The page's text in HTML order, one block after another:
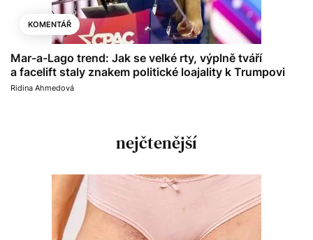
KOMENTÁŘ
Mar-a-Lago trend: Jak se velké rty, výplně tváří
a facelift staly znakem politické loajality k Trumpovi
Ridina Ahmedová
nejčtenější